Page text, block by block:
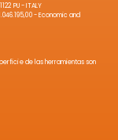
PU - ITALY
- Economic and
de las herramientas son